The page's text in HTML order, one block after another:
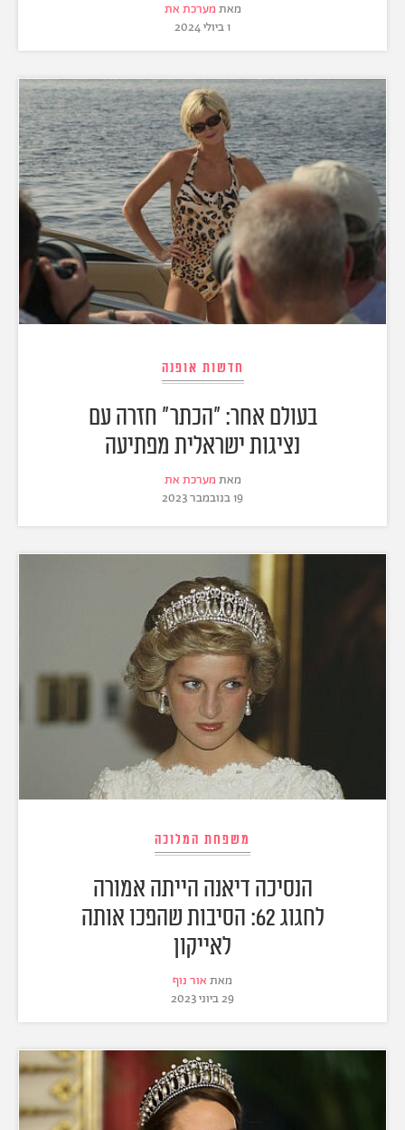
מאת מערכת את
1 ביולי 2024
חדשות אופנה
בעולם אחר: "הכתר" חזרה עם
נציגות ישראלית מפתיעה
מאת מערכת את
19 בנובמבר 2023
משפחת המלוכה
הנסיכה דיאנה הייתה אמורה
לחגוג 62: הסיבות שהפכו אותה
לאייקון
מאת אור נוף
29 ביוני 2023